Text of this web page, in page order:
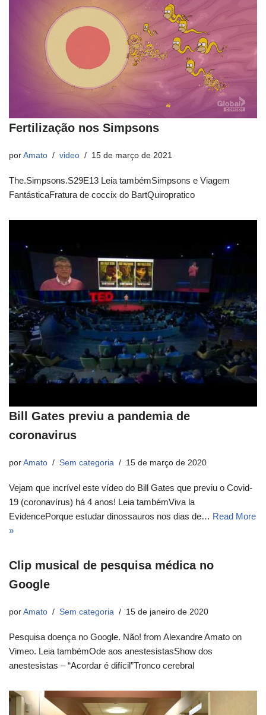
Fertilização nos Simpsons
por Amato video 15 de março de 2021
The.Simpsons.S29E13 Leia tambémSimpsons e Viagem
FantásticaFratura de coccix do BartQuiropratico
Bill Gates previu a pandemia de
coronavirus
por Amato Sem categoria 15 de março de 2020
Vejam que incrível este vídeo do Bill Gates que previu o Covid-
19 (coronavírus) há 4 anos! Leia tambémViva la
EvidencePorque estudar dinossauros nos dias de… Read More
»
Clip musical de pesquisa médica no
Google
por Amato Sem categoria 15 de janeiro de 2020
Pesquisa doença no Google. Não! from Alexandre Amato on
Vimeo. Leia tambémOde aos anestesistasShow dos
anestesistas – “Acordar é difícil”Tronco cerebral